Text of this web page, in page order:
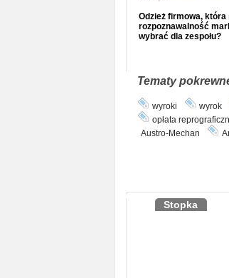
Odzież firmowa, która
rozpoznawalność
wybrać dla zespołu?
Tematy
wyroki wyrok
opłata
Austro-Mechan
Stopka